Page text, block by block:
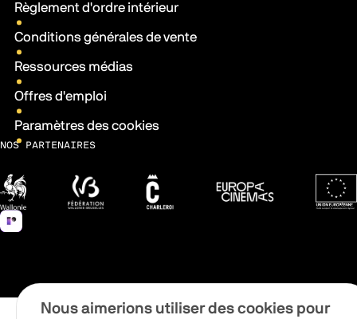
Règlement d'ordre intérieur
Conditions générales de vente
Ressources médias
Offres d'emploi
Paramètres des cookies
NOS PARTENAIRES
Wallonie Fédération Wallonie-Bruxelles
Ville de CharleroiEuropa Cinemas
Nous aimerions utiliser des cookies pour